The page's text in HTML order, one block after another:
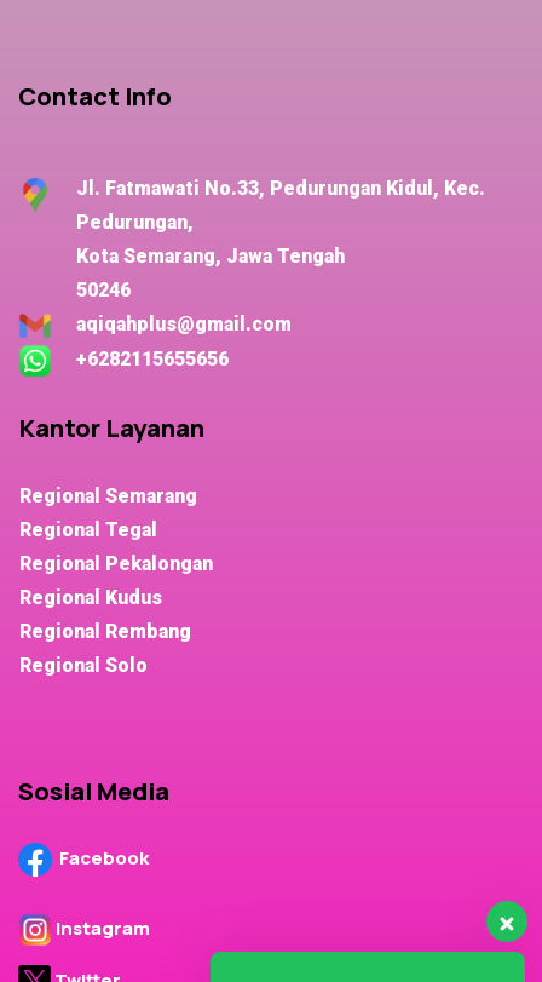
Contact Info
Jl. Fatmawati No.33, Pedurungan Kidul, Kec.
Pedurungan,
Kota Semarang, Jawa Tengah
50246
aqiqahplus@gmail.com
+6282115655656
Kantor Layanan
Regional Semarang
Regional Tegal
Regional Pekalongan
Regional Kudus
Regional Rembang
Regional Solo
Sosial Media
Facebook
Instagram